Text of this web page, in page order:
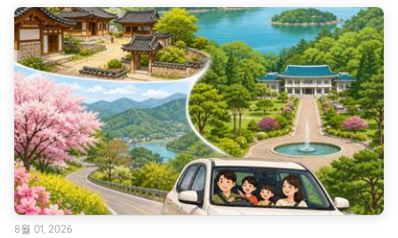
8월 01, 2026